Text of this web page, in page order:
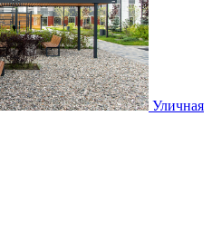
Уличная